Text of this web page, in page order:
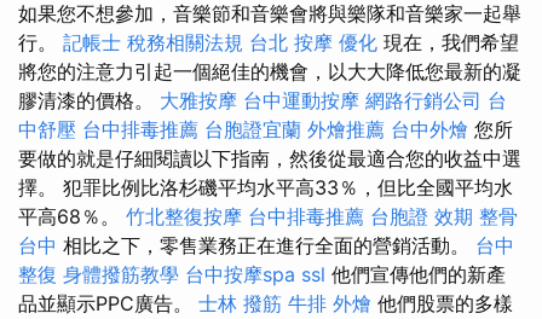
如果您不想參加，音樂節和音樂會將與樂隊和音樂家一起舉
行。 記帳士 稅務相關法規 台北 按摩 優化 現在，我們希望
將您的注意力引起一個絕佳的機會，以大大降低您最新的凝
膠清漆的價格。 大雅按摩 台中運動按摩 網路行銷公司 台
中舒壓 台中排毒推薦 台胞證宜蘭 外燴推薦 台中外燴 您所
要做的就是仔細閱讀以下指南，然後從最適合您的收益中選
擇。 犯罪比例比洛杉磯平均水平高33％，但比全國平均水
平高68％。 竹北整復按摩 台中排毒推薦 台胞證 效期 整骨
台中 相比之下，零售業務正在進行全面的營銷活動。 台中
整復 身體撥筋教學 台中按摩spa ssl 他們宣傳他們的新產
品並顯示PPC廣告。 士林 撥筋 牛排 外燴 他們股票的多樣